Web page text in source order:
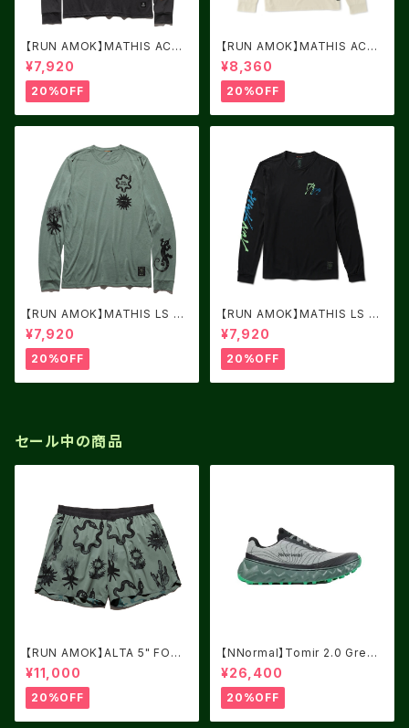
【RUN AMOK】MATHIS ACTI
VE LS ONYX
¥7,920
20%OFF
【RUN AMOK】MATHIS ACTI
VE LS IVORY
¥8,360
20%OFF
【RUN AMOK】MATHIS LS F
OREST
¥7,920
20%OFF
【RUN AMOK】MATHIS LS B
LACK FJORD
¥7,920
20%OFF
セール中の商品
【RUN AMOK】ALTA 5" FORE
ST
¥11,000
20%OFF
【NNormal】Tomir 2.0 Green
USM8.0/UK7.5
¥26,400
20%OFF